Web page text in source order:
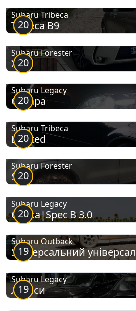
20
Subaru Tribeca
Tribeca B9
20
Subaru Forester
ХТ
20
Subaru Legacy
Субара
20
Subaru Tribeca
Limited
20
Subaru Forester
S
20
Subaru Legacy
Спека|Spec B 3.0
19
Subaru Outback
Універсальний універсал
19
Subaru Legacy
Легаси